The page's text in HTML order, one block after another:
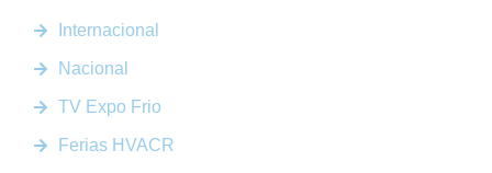
Internacional
Nacional
TV Expo Frio
Ferias HVACR